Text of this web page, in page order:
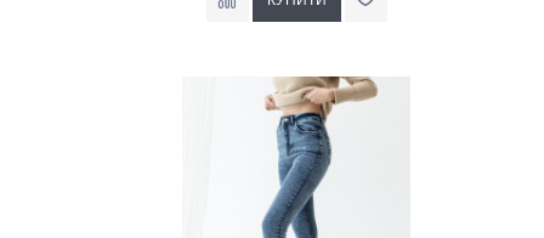
Наклейки Варіант з %